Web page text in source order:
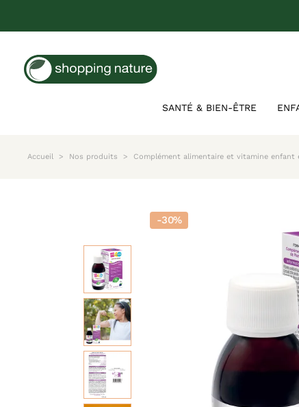
SANTÉ & BIEN-ÊTRE
Accueil Nos produits Complément alimentaire et vitamine enfant
-30%